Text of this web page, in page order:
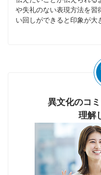
や失礼のない表現方法を習
い回しができると印象が大
異文化のコ
理解